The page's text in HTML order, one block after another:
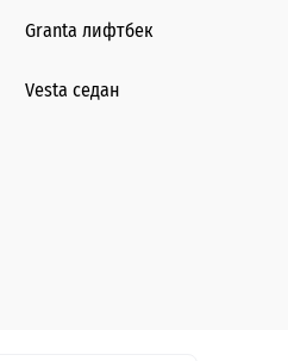
Granta лифтбек
Vesta седан